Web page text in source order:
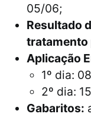
05/06;
Resultado
tratamento
Aplicação
1º dia:
2º dia:
Gabaritos: